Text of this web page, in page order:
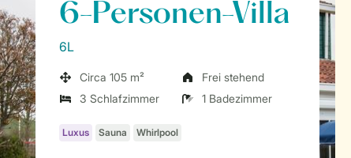
6-Personen-Villa
6L
Circa 105 m²
Frei stehend
3 Schlafzimmer
1 Badezimmer